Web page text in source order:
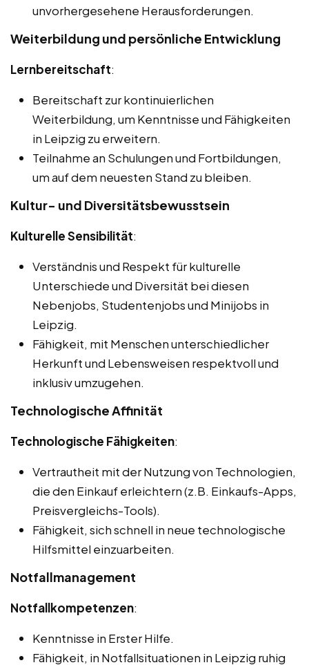
unvorhergesehene Herausforderungen.
Weiterbildung und persönliche Entwicklung
Lernbereitschaft:
Bereitschaft zur kontinuierlichen
Weiterbildung, um Kenntnisse und Fähigkeiten
in Leipzig zu erweitern.
Teilnahme an Schulungen und Fortbildungen,
um auf dem neuesten Stand zu bleiben.
Kultur- und Diversitätsbewusstsein
Kulturelle Sensibilität:
Verständnis und Respekt für kulturelle
Unterschiede und Diversität bei diesen
Nebenjobs, Studentenjobs und Minijobs in
Leipzig.
Fähigkeit, mit Menschen unterschiedlicher
Herkunft und Lebensweisen respektvoll und
inklusiv umzugehen.
Technologische Affinität
Technologische Fähigkeiten:
Vertrautheit mit der Nutzung von Technologien,
die den Einkauf erleichtern (z.B. Einkaufs-Apps,
Preisvergleichs-Tools).
Fähigkeit, sich schnell in neue technologische
Hilfsmittel einzuarbeiten.
Notfallmanagement
Notfallkompetenzen:
Kenntnisse in Erster Hilfe.
Fähigkeit, in Notfallsituationen in Leipzig ruhig